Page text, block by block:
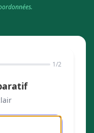
1/2